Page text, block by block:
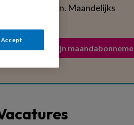
verplichtingen. Maandelijks
Activeer mijn
Accept